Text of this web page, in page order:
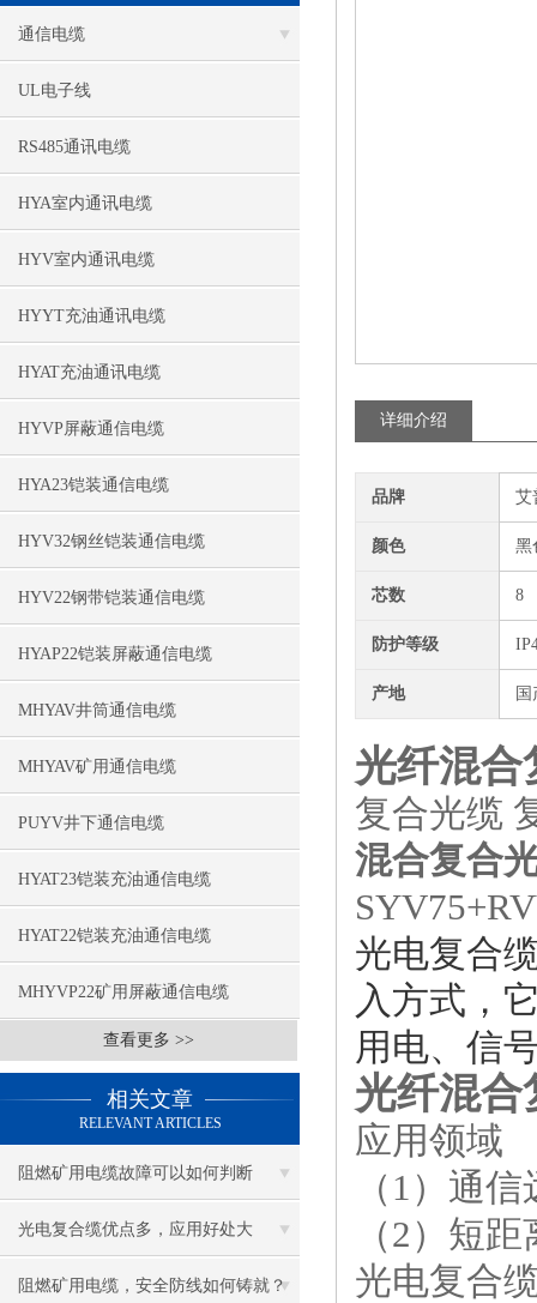
通信电缆
UL电子线
RS485通讯电缆
HYA室内通讯电缆
HYV室内通讯电缆
HYYT充油通讯电缆
HYAT充油通讯电缆
HYVP屏蔽通信电缆
HYA23铠装通信电缆
HYV32钢丝铠装通信电缆
HYV22钢带铠装通信电缆
HYAP22铠装屏蔽通信电缆
MHYAV井筒通信电缆
MHYAV矿用通信电缆
PUYV井下通信电缆
HYAT23铠装充油通信电缆
HYAT22铠装充油通信电缆
MHYVP22矿用屏蔽通信电缆
查看更多 >>
相关文章
RELEVANT ARTICLES
阻燃矿用电缆故障可以如何判断
光电复合缆优点多，应用好处大
阻燃矿用电缆，安全防线如何铸就？
详细介绍
品牌 艾
颜色 黑
芯数 8
防护等级
产地 国
光纤混合
复合光缆
混合复合
光电复合
入方式，
用电、信
光纤混合
应用领域
（1）通
（2）短
光电复合